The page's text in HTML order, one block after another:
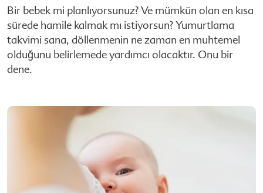
Bir bebek mi planlıyorsunuz? Ve mümkün olan en kısa
sürede hamile kalmak mı istiyorsun? Yumurtlama
takvimi sana, döllenmenin ne zaman en muhtemel
olduğunu belirlemede yardımcı olacaktır. Onu bir
dene.